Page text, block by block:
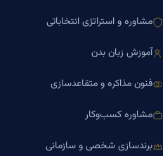
مشاوره و استراتژی انتخاباتی
آموزش زبان بدن
فنون مذاکره و متقاعدسازی
مشاوره کسب‌وکار
برندسازی شخصی و سازمانی